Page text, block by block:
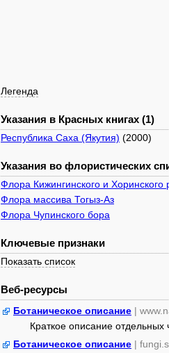
Легенда
Указания в Красных книгах (1)
Республика Саха (Якутия) (2000)
Указания во флористических
Флора Кижингинского и Хоринского
Флора массива Тогыз-Аз
Флора Чупинского бора
Ключевые признаки
Показать список
Веб-ресурсы
Ботаническое описание |
Краткое описание отдельных
Ботаническое описание |